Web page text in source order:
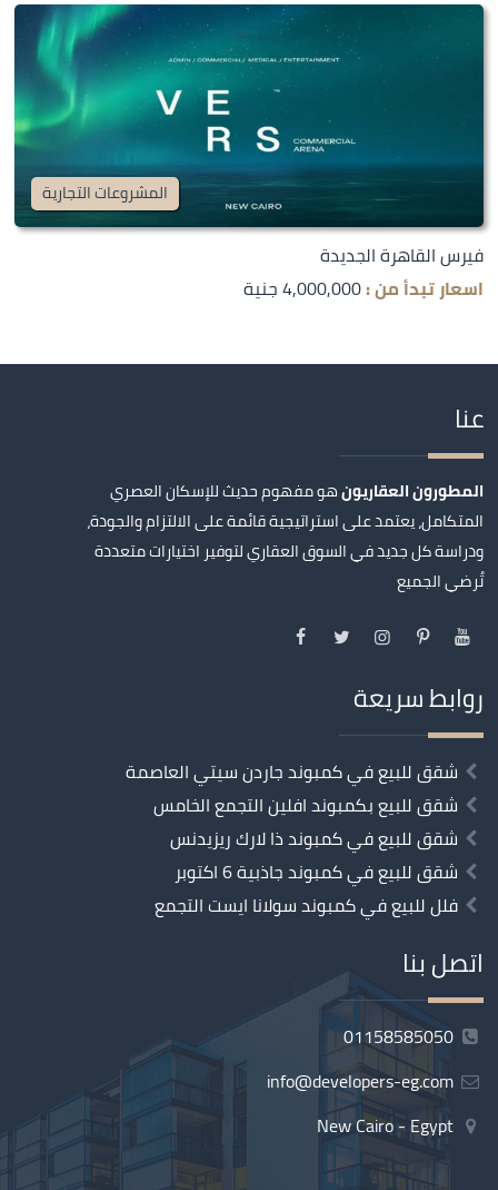
المشروعات التجارية
فيرس القاهرة الجديدة
اسعار تبدأ من :4,000,000 جنية
عنا
المطورون العقاريونهو مفهوم حديث للإسكان العصري
المتكامل، يعتمد على استراتيجية قائمة على الالتزام والجودة،
ودراسة كل جديد في السوق العقاري لتوفير اختيارات متعددة
تُرضي الجميع
روابط سريعة
شقق للبيع في كمبوند جاردن سيتي العاصمة
شقق للبيع بكمبوند افلين التجمع الخامس
شقق للبيع في كمبوند ذا لارك ريزيدنس
شقق للبيع في كمبوند جاذبية 6 اكتوبر
فلل للبيع في كمبوند سولانا ايست التجمع
اتصل بنا